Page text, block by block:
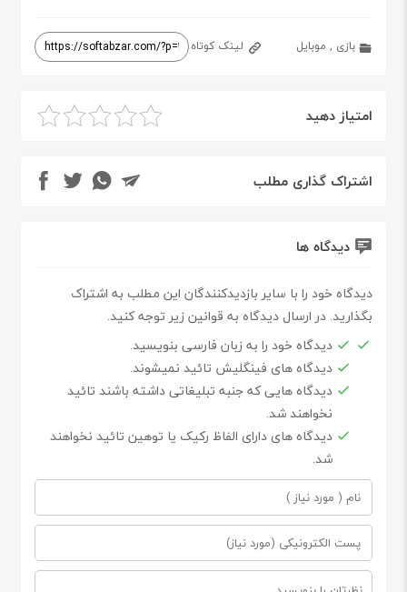
بازی , موبایل لینک کوتاه
امتیاز دهید
اشتراک گذاری مطلب
دیدگاه ها
دیدگاه خود را با سایر بازدیدکنندگان این مطلب به اشتراک
بگذارید. در ارسال دیدگاه به قوانین زیر توجه کنید.
دیدگاه خود را به زبان فارسی بنویسید.
دیدگاه های فینگلیش تائید نمیشوند.
دیدگاه هایی که جنبه تبلیغاتی داشته باشند تائید
نخواهند شد.
دیدگاه های دارای الفاظ رکیک یا توهین تائید نخواهند
شد.